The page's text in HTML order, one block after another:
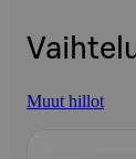
Muut hillot